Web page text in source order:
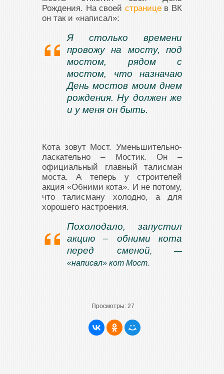
Рождения. На своей страницев ВК
он так и «написал»:
Я столько времени
провожу на мосту, под
мостом, рядом с
мостом, что назначаю
День мостов моим днем
рождения. Ну должен же
и у меня он быть.
Кота зовут Мост. Уменьшительно-
ласкательно – Мостик. Он –
официальный главный талисман
моста. А теперь у строителей
акция «Обними кота». И не потому,
что талисману холодно, а для
хорошего настроения.
Похолодало, запустил
акцию – обними кота
перед сменой, —
«написал» кот Мост.
Просмотры: 27